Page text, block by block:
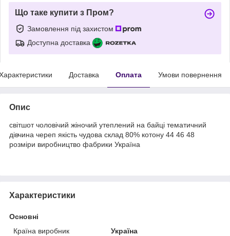
Що таке купити з Пром?
Замовлення під захистом
Доступна доставка
Доставка Оплата Умови повернення
Опис
світшот чоловічий жіночий утеплений на байці тематичний
дівчина череп якість чудова склад 80% котону 44 46 48
розміри виробництво фабрики Україна
Характеристики
Основні
Країна виробник
Україна